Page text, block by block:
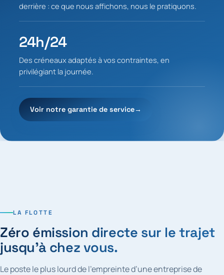
derrière : ce que nous affichons, nous le pratiquons.
24h/24
Des créneaux adaptés à vos contraintes, en
privilégiant la journée.
Voir notre garantie de service→
LA FLOTTE
Zéro émission directe sur le trajet
jusqu’à chez vous.
Le poste le plus lourd de l’empreinte d’une entreprise de